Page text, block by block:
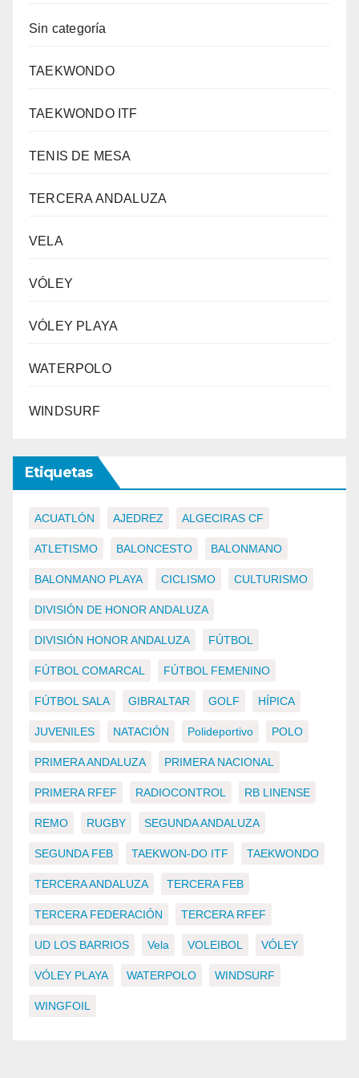
Sin categoría
TAEKWONDO
TAEKWONDO ITF
TENIS DE MESA
TERCERA ANDALUZA
VELA
VÓLEY
VÓLEY PLAYA
WATERPOLO
WINDSURF
Etiquetas
ACUATLÓN AJEDREZ ALGECIRAS CF
ATLETISMO BALONCESTO BALONMANO
BALONMANO PLAYA CICLISMO CULTURISMO
DIVISIÓN DE HONOR ANDALUZA
DIVISIÓN HONOR ANDALUZA FÚTBOL
FÚTBOL COMARCAL FÚTBOL FEMENINO
FÚTBOL SALA GIBRALTAR GOLF HÍPICA
JUVENILES NATACIÓN Polideportivo POLO
PRIMERA ANDALUZA PRIMERA NACIONAL
PRIMERA RFEF RADIOCONTROL RB LINENSE
REMO RUGBY SEGUNDA ANDALUZA
SEGUNDA FEB TAEKWON-DO ITF TAEKWONDO
TERCERA ANDALUZA TERCERA FEB
TERCERA FEDERACIÓN TERCERA RFEF
UD LOS BARRIOS Vela VOLEIBOL VÓLEY
VÓLEY PLAYA WATERPOLO WINDSURF
WINGFOIL